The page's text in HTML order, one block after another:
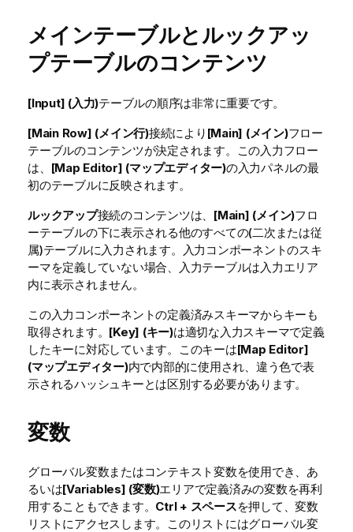
メインテーブルとルックアッ
プテーブルのコンテンツ
[Input] (入力)テーブルの順序は非常に重要です。
[Main Row] (メイン行)接続により [Main] (メイン)フロー
テーブルのコンテンツが決定されます。この入力フロー
は、 [Map Editor] (マップエディター)の入力パネルの最
初のテーブルに反映されます。
ルックアップ接続のコンテンツは、 [Main] (メイン)フロ
ーテーブルの下に表示される他のすべての(二次または従
属)テーブルに入力されます。入力コンポーネントのスキ
ーマを定義していない場合、入力テーブルは入力エリア
内に表示されません。
この入力コンポーネントの定義済みスキーマからキーも
取得されます。 [Key] (キー)は適切な入力スキーマで定義
したキーに対応しています。このキーは[Map Editor]
(マップエディター)内で内部的に使用され、違う色で表
示されるハッシュキーとは区別する必要があります。
変数
グローバル変数またはコンテキスト変数を使用でき、あ
るいは[Variables] (変数)エリアで定義済みの変数を再利
用することもできます。 Ctrl + スペースを押して、変数
リストにアクセスします。このリストにはグローバル変